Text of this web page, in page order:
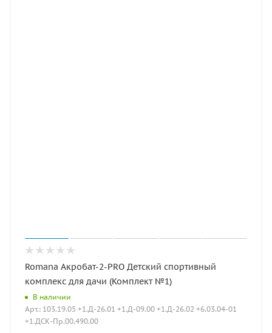
Romana Акробат-2-PRO Детский спортивный
комплекс для дачи (Комплект №1)
В наличии
Арт.: 103.19.05 +1.Д-26.01 +1.Д-09.00 +1.Д-26.02 +6.03.04-01
+1.ДСК-Пр.00.490.00